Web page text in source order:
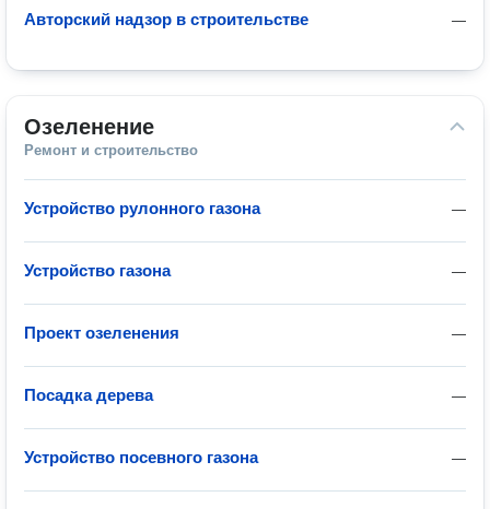
—
Авторский надзор в строительстве
Озеленение
Ремонт и строительство
—
Устройство рулонного газона
—
Устройство газона
—
Проект озеленения
—
Посадка дерева
—
Устройство посевного газона